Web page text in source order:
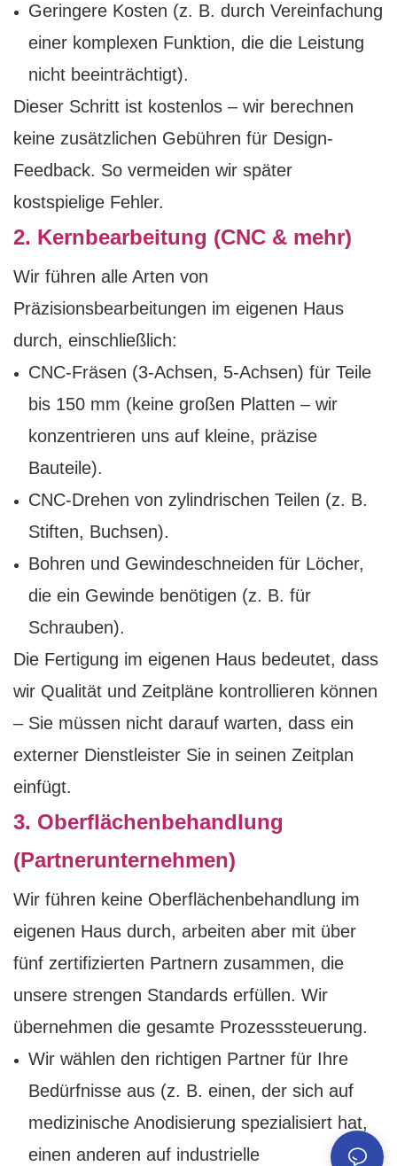
Geringere Kosten (z. B. durch Vereinfachung
einer komplexen Funktion, die die Leistung
nicht beeinträchtigt).
Dieser Schritt ist kostenlos – wir berechnen
keine zusätzlichen Gebühren für Design-
Feedback. So vermeiden wir später
kostspielige Fehler.
2. Kernbearbeitung (CNC & mehr)
Wir führen alle Arten von
Präzisionsbearbeitungen im eigenen Haus
durch, einschließlich:
CNC-Fräsen (3-Achsen, 5-Achsen) für Teile
bis 150 mm (keine großen Platten – wir
konzentrieren uns auf kleine, präzise
Bauteile).
CNC-Drehen von zylindrischen Teilen (z. B.
Stiften, Buchsen).
Bohren und Gewindeschneiden für Löcher,
die ein Gewinde benötigen (z. B. für
Schrauben).
Die Fertigung im eigenen Haus bedeutet, dass
wir Qualität und Zeitpläne kontrollieren können
– Sie müssen nicht darauf warten, dass ein
externer Dienstleister Sie in seinen Zeitplan
einfügt.
3. Oberflächenbehandlung
(Partnerunternehmen)
Wir führen keine Oberflächenbehandlung im
eigenen Haus durch, arbeiten aber mit über
fünf zertifizierten Partnern zusammen, die
unsere strengen Standards erfüllen. Wir
übernehmen die gesamte Prozesssteuerung.
Wir wählen den richtigen Partner für Ihre
Bedürfnisse aus (z. B. einen, der sich auf
medizinische Anodisierung spezialisiert hat,
einen anderen auf industrielle